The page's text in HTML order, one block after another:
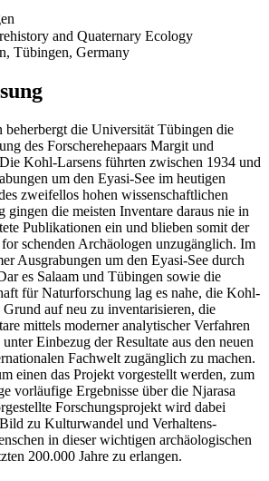
and Quaternary Ecology
Tübingen, Germany
beherbergt die Universität Tübingen die
des Forscherehepaars Margit und
Kohl-Larsens führten zwischen 1934 und
um den Eyasi-See im heutigen
zweifel­los hohen wissenschaftlichen
gingen die meisten Inventare daraus nie in
Publikationen ein und blieben somit der
schenden Archäologen unzugänglich. Im
Ausgrabungen um den Eyasi-See durch
es Salaam und Tübingen sowie die
für Naturforschung lag es nahe, die Kohl-
auf neu zu inventarisieren, die
mittels moderner analytischer Verfahren
Einbezug der Resultate aus den neuen
Fachwelt zugänglich zu machen.
einen das Projekt vorgestellt werden, zum
vorläufige Ergebnisse über die Njarasa
Forschungsprojekt wird dabei
zu Kulturwandel und Verhaltens­
in dieser wichtigen archäologischen
200.000 Jahre zu erlangen.